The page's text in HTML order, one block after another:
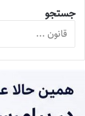
جستجو